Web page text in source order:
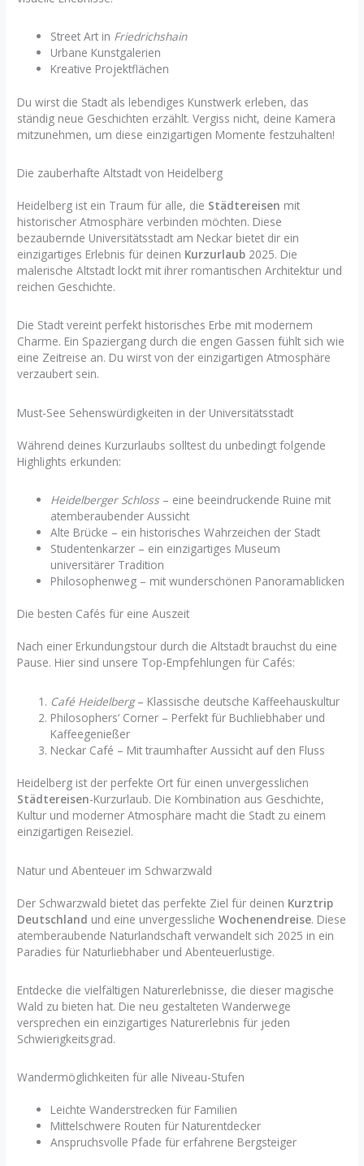
Street Art in Friedrichshain
Urbane Kunstgalerien
Kreative Projektflächen
Du wirst die Stadt als lebendiges Kunstwerk erleben, das
ständig neue Geschichten erzählt. Vergiss nicht, deine Kamera
mitzunehmen, um diese einzigartigen Momente festzuhalten!
Die zauberhafte Altstadt von Heidelberg
Heidelberg ist ein Traum für alle, die Städtereisen mit
historischer Atmosphäre verbinden möchten. Diese
bezaubernde Universitätsstadt am Neckar bietet dir ein
einzigartiges Erlebnis für deinen Kurzurlaub 2025. Die
malerische Altstadt lockt mit ihrer romantischen Architektur und
reichen Geschichte.
Die Stadt vereint perfekt historisches Erbe mit modernem
Charme. Ein Spaziergang durch die engen Gassen fühlt sich wie
eine Zeitreise an. Du wirst von der einzigartigen Atmosphäre
verzaubert sein.
Must-See Sehenswürdigkeiten in der Universitätsstadt
Während deines Kurzurlaubs solltest du unbedingt folgende
Highlights erkunden:
Heidelberger Schloss– eine beeindruckende Ruine mit
atemberaubender Aussicht
Alte Brücke – ein historisches Wahrzeichen der Stadt
Studentenkarzer – ein einzigartiges Museum
universitärer Tradition
Philosophenweg – mit wunderschönen Panoramablicken
Die besten Cafés für eine Auszeit
Nach einer Erkundungstour durch die Altstadt brauchst du eine
Pause. Hier sind unsere Top-Empfehlungen für Cafés:
Café Heidelberg– Klassische deutsche Kaffeehauskultur
Philosophers‘ Corner – Perfekt für Buchliebhaber und
Kaffeegenießer
Neckar Café – Mit traumhafter Aussicht auf den Fluss
Heidelberg ist der perfekte Ort für einen unvergesslichen
Städtereisen-Kurzurlaub. Die Kombination aus Geschichte,
Kultur und moderner Atmosphäre macht die Stadt zu einem
einzigartigen Reiseziel.
Natur und Abenteuer im Schwarzwald
Der Schwarzwald bietet das perfekte Ziel für deinen Kurztrip
Deutschland und eine unvergesslicheWochenendreise. Diese
atemberaubende Naturlandschaft verwandelt sich 2025 in ein
Paradies für Naturliebhaber und Abenteuerlustige.
Entdecke die vielfältigen Naturerlebnisse, die dieser magische
Wald zu bieten hat. Die neu gestalteten Wanderwege
versprechen ein einzigartiges Naturerlebnis für jeden
Schwierigkeitsgrad.
Wandermöglichkeiten für alle Niveau-Stufen
Leichte Wanderstrecken für Familien
Mittelschwere Routen für Naturentdecker
Anspruchsvolle Pfade für erfahrene Bergsteiger